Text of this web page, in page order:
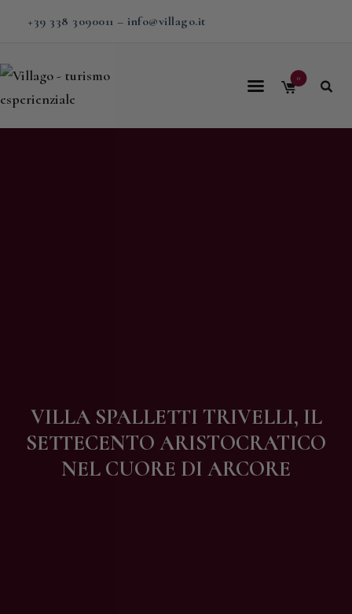
+39 338 3090011 – info@villago.it
0
VILLA SPALLETTI TRIVELLI, IL
SETTECENTO ARISTOCRATICO
NEL CUORE DI ARCORE
Home